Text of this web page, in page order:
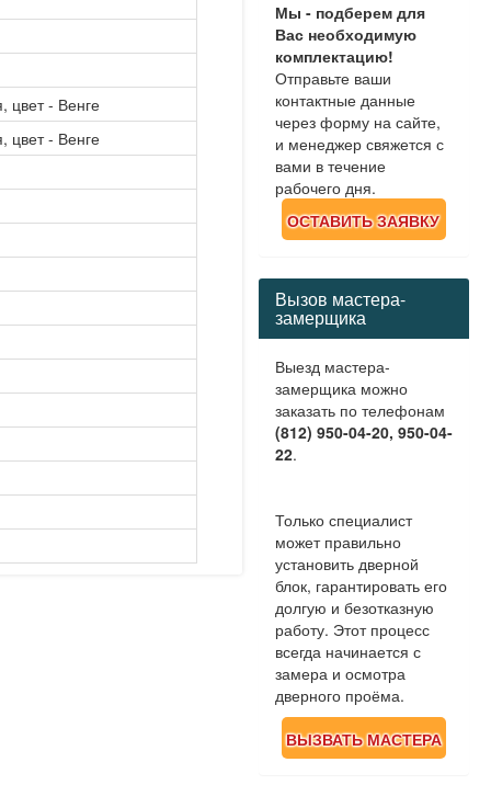
цвет - Венге
цвет - Венге
Мы - подберем для
Вас необходимую
комплектацию!
Отправьте ваши
контактные данные
через форму на сайте,
и менеджер свяжется с
вами в течение
рабочего дня.
ОСТАВИТЬ ЗАЯВКУ
Вызов мастера-
замерщика
Выезд мастера-
замерщика можно
заказать по телефонам
(812) 950-04-20, 950-04-
22.
Только специалист
может правильно
установить дверной
блок, гарантировать его
долгую и безотказную
работу. Этот процесс
всегда начинается с
замера и осмотра
дверного проёма.
ВЫЗВАТЬ МАСТЕРА